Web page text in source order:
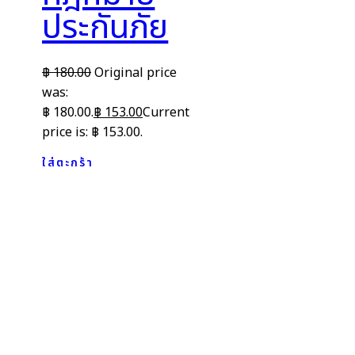
ประกันภัย
฿180.00Original price
was:
฿ 180.00.฿153.00Current
price is: ฿ 153.00.
ใส่ตะกร้า